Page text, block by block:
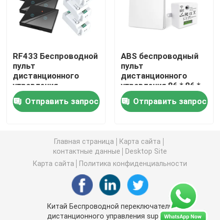
Беспроводной переключатель дистанционного
Переключатель касания Zigbee
Гнездо Wifi умное
Гнездо Homekit умное
Само- приведенный в действие беспроводной
Умный датчик тревоги
RF433 Беспроводной
пульт
дистанционного
управления
переключатель с
кристаллической
стеклянной панелью
разрывчиком
переделать старую
версию схемы
Отправить запрос
ABS беспроводный
пульт
дистанционного
управления 86 * 86 *
32 мм для простой
работы без
необходимости
несколько
вариантов
сценического
управления.
Отправить запрос
Главная страница
Карта сайта
контактные данные
Desktop Site
Карта сайта
Политика конфиденциальности
Китай Беспроводной переключатель
дистанционного управления supplier.